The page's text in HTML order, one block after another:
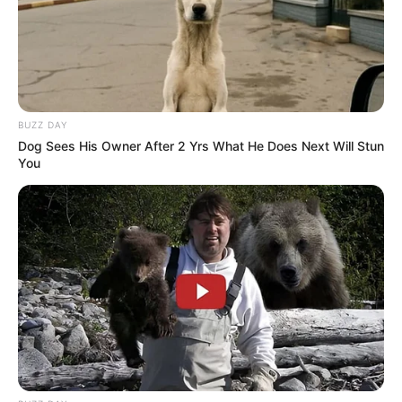
mas muito bonitos.
Leonice Alves
BUZZ DAY
Dog Sees His Owner After 2 Yrs What He Does Next Will Stun
You